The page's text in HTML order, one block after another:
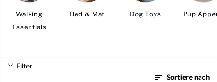
Walking
Essentials
Bed & Mat Dog Toys Pup
Filter
Sortiere nach